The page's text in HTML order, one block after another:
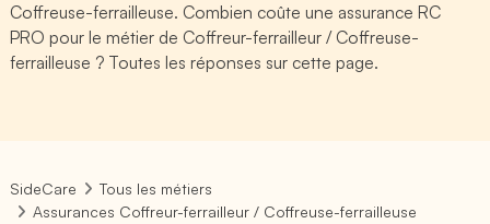
Coffreuse-ferrailleuse. Combien coûte une assurance RC
PRO pour le métier de Coffreur-ferrailleur / Coffreuse-
ferrailleuse ? Toutes les réponses sur cette page.
SideCare
Tous les métiers
Assurances Coffreur-ferrailleur / Coffreuse-ferrailleuse